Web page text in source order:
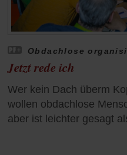
Obdachlose
Jetzt rede ich
Wer kein Dach überm
wollen obdachlose
aber ist leichter gesagt